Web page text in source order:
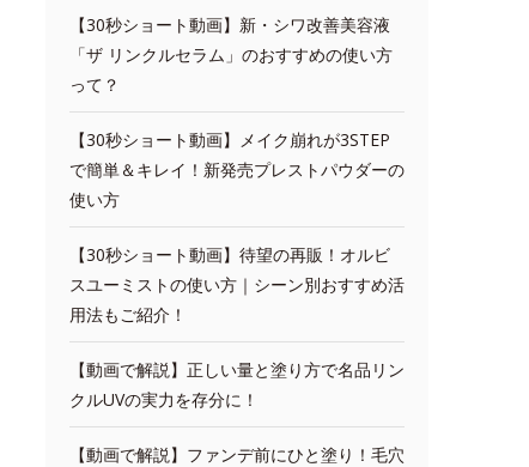
【30秒ショート動画】新・シワ改善美容液
「ザ リンクルセラム」のおすすめの使い方
って？
【30秒ショート動画】メイク崩れが3STEP
で簡単＆キレイ！新発売プレストパウダーの
使い方
【30秒ショート動画】待望の再販！オルビ
スユーミストの使い方｜シーン別おすすめ活
用法もご紹介！
【動画で解説】正しい量と塗り方で名品リン
クルUVの実力を存分に！
【動画で解説】ファンデ前にひと塗り！毛穴